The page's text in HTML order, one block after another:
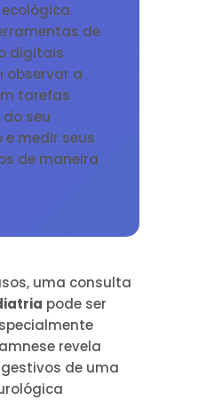
de
digitais
observar a
tarefas
seu
medir seus
de maneira
uma consulta
pode ser
revela
de uma